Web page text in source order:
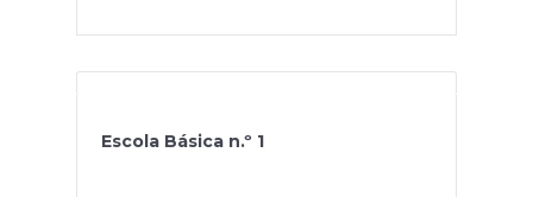
Escola Básica n.º 1